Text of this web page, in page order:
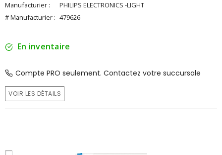
Manufacturier :
PHILIPS ELECTRONICS -LIGHT
# Manufacturier : 479626
En inventaire
Compte PRO seulement. Contactez votre succursale
VOIR LES DÉTAILS